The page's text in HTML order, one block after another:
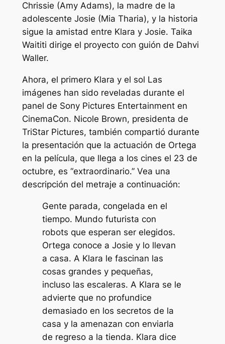
Chrissie (Amy Adams), la madre de la
adolescente Josie (Mia Tharia), y la historia
sigue la amistad entre Klara y Josie. Taika
Waititi dirige el proyecto con guión de Dahvi
Waller.
Ahora, el primero Klara y el sol Las
imágenes han sido reveladas durante el
panel de Sony Pictures Entertainment en
CinemaCon. Nicole Brown, presidenta de
TriStar Pictures, también compartió durante
la presentación que la actuación de Ortega
en la película, que llega a los cines el 23 de
octubre, es “extraordinario.”Vea una
descripción del metraje a continuación:
Gente parada, congelada en el
tiempo. Mundo futurista con
robots que esperan ser elegidos.
Ortega conoce a Josie y lo llevan
a casa. A Klara le fascinan las
cosas grandes y pequeñas,
incluso las escaleras. A Klara se le
advierte que no profundice
demasiado en los secretos de la
casa y la amenazan con enviarla
de regreso a la tienda. Klara dice